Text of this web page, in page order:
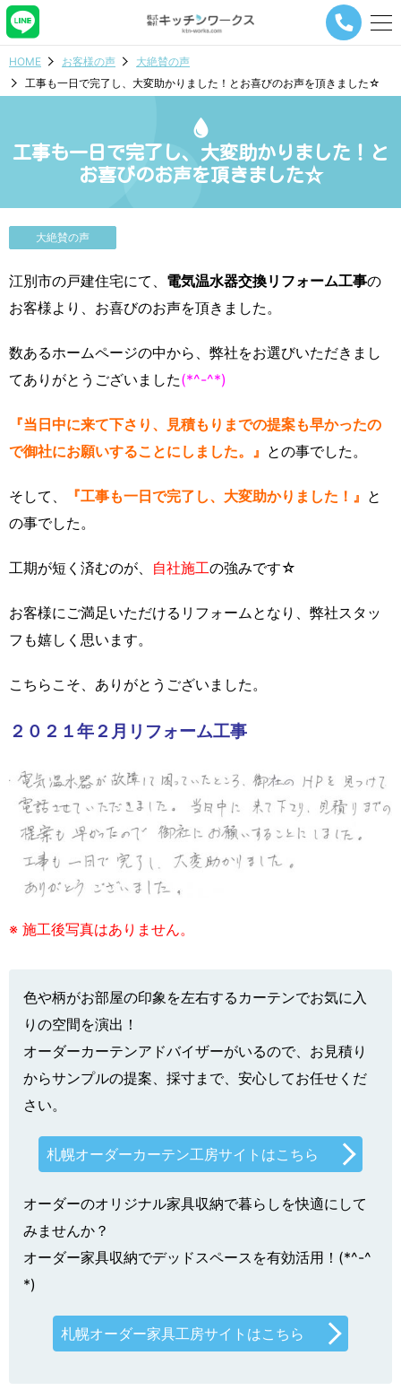
メ
ナ
シ
ボ
HOME お客様の声
大絶賛の声
工事も一日で完了し、大変助かりました！とお喜びのお声を頂きました☆
工事も一日で完了し、大変助かりました！と
お喜びのお声を頂きました☆
大絶賛の声
江別市の戸建住宅にて、 電気温水器交換リフォーム工事の
お客様より、お喜びのお声を頂きました。
数あるホームページの中から、弊社をお選びいただきまし
てありがとうございました(*^-^*)
『当日中に来て下さり、見積もりまでの提案も早かったの
で御社にお願いすることにしました。』 との事でした。
そして、 『工事も一日で完了し、大変助かりました！』 と
の事でした。
工期が短く済むのが、 自社施工の強みです☆
お客様にご満足いただけるリフォームとなり、弊社スタッ
フも嬉しく思います。
こちらこそ、ありがとうございました。
２０２１年２月リフォーム工事
※ 施工後写真はありません。
色や柄がお部屋の印象を左右するカーテンでお気に入
りの空間を演出！
オーダーカーテンアドバイザーがいるので、お見積り
からサンプルの提案、採寸まで、安心してお任せくだ
さい。
札幌オーダーカーテン工房サイトはこちら
オーダーのオリジナル家具収納で暮らしを快適にして
みませんか？
オーダー家具収納でデッドスペースを有効活用！(*^-^
*)
札幌オーダー家具工房サイトはこちら